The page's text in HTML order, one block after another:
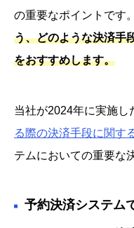
の重要なポイントです。
う、どのような決済手
をおすすめします。
当社が2024年に実施し
る際の決済手段に関す
テムにおいての重要な
予約決済システム